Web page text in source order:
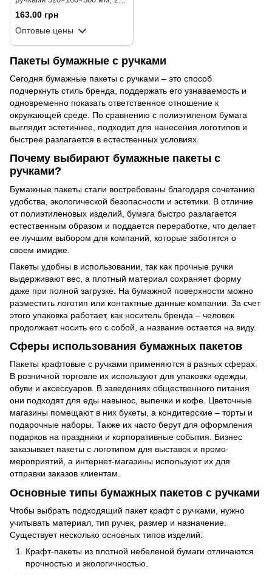
шт/уп
163.00 грн
Оптовые цены
Пакеты бумажные с ручками
Сегодня бумажные пакеты с ручками – это способ
подчеркнуть стиль бренда, поддержать его узнаваемость и
одновременно показать ответственное отношение к
окружающей среде. По сравнению с полиэтиленом бумага
выглядит эстетичнее, подходит для нанесения логотипов и
быстрее разлагается в естественных условиях.
Почему выбирают бумажные пакеты с
ручками?
Бумажные пакеты стали востребованы благодаря сочетанию
удобства, экологической безопасности и эстетики. В отличие
от полиэтиленовых изделий, бумага быстро разлагается
естественным образом и поддается переработке, что делает
ее лучшим выбором для компаний, которые заботятся о
своем имидже.
Пакеты удобны в использовании, так как прочные ручки
выдерживают вес, а плотный материал сохраняет форму
даже при полной загрузке. На бумажной поверхности можно
разместить логотип или контактные данные компании. За счет
этого упаковка работает, как носитель бренда – человек
продолжает носить его с собой, а название остается на виду.
Сферы использования бумажных пакетов
Пакеты крафтовые с ручками применяются в разных сферах.
В розничной торговле их используют для упаковки одежды,
обуви и аксессуаров. В заведениях общественного питания
они подходят для еды навынос, выпечки и кофе. Цветочные
магазины помещают в них букеты, а кондитерские – торты и
подарочные наборы. Также их часто берут для оформления
подарков на праздники и корпоративные события. Бизнес
заказывает пакеты с логотипом для выставок и промо-
мероприятий, а интернет-магазины используют их для
отправки заказов клиентам.
Основные типы бумажных пакетов с ручками
Чтобы выбрать подходящий пакет крафт с ручками, нужно
учитывать материал, тип ручек, размер и назначение.
Существует несколько основных типов изделий:
Крафт-пакеты из плотной небеленой бумаги отличаются
прочностью и экологичностью.